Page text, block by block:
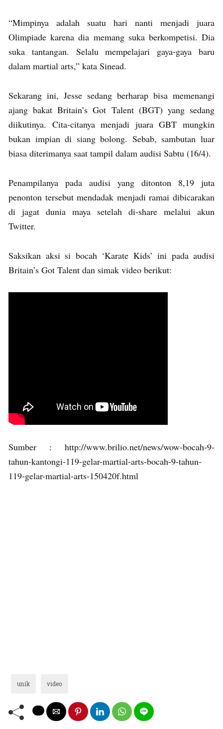
“Mimpinya adalah suatu hari nanti menjadi juara
Olimpiade karena dia memang suka berkompetisi. Dia
suka tantangan. Selalu mempelajari gaya-gaya baru
dalam martial arts,” kata Sinead.
Sekarang ini, Jesse sedang berharap bisa memenangi
ajang bakat Britain’s Got Talent (BGT) yang sedang
diikutinya. Cita-citanya menjadi juara GBT mungkin
bukan impian di siang bolong. Sebab, sambutan luar
biasa diterimanya saat tampil dalam audisi Sabtu (16/4).
Penampilanya pada audisi yang ditonton 8,19 juta
penonton tersebut mendadak menjadi ramai dibicarakan
di jagat dunia maya setelah di-share melalui akun
Twitter.
Saksikan aksi si bocah ‘Karate Kids’ ini pada audisi
Britain’s Got Talent dan simak video berikut:
Sumber : http://www.brilio.net/news/wow-bocah-9-
tahun-kantongi-119-gelar-martial-arts-bocah-9-tahun-
119-gelar-martial-arts-150420f.html
unik video